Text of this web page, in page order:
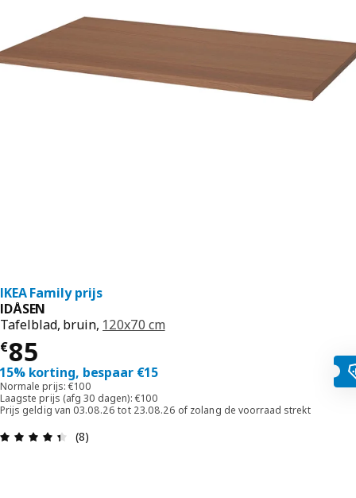
IKEA Family prijs
IDÅSEN
Tafelblad, bruin, 120x70 cm
€85
€ 85
15% korting, bespaar €15
Normale prijs: €100
Laagste prijs (afg 30 dagen): €100
Prijs geldig van 03.08.26 tot 23.08.26 of zolang de voorraad strekt
Beoordeling: 4.4 van 5 sterren. Totaal
(8)